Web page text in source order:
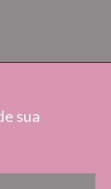
sua